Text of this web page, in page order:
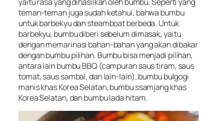
teman-teman juga sudah ketahui, bahwa bumbu
untuk barbekyu dan steamboat berbeda. Untuk
barbekyu, bumbu diberi sebelum dimasak, yaitu
dengan memarinasi bahan-bahan yang akan dibakar
dengan bumbu pilihan. Bumbu bisa menjadi pilihan,
antara lain bumbu BBQ (campuran saus tiram, saus
tomat, saus sambal, dan lain-lain), bumbu bulgogi
manis khas Korea Selatan, bumbu ssamjang khas
Korea Selatan, dan bumbu lada hitam.